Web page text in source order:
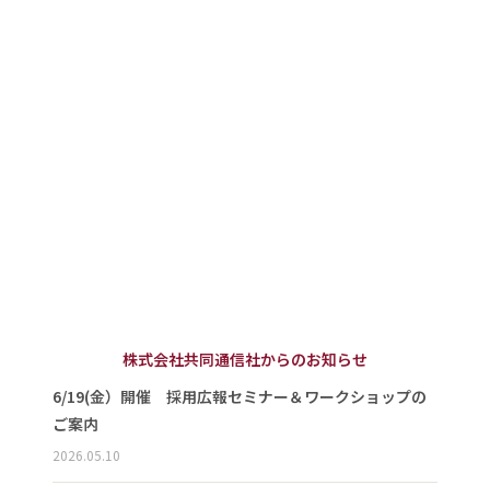
株式会社共同通信社からのお知らせ
6/19(金）開催 採用広報セミナー＆ワークショップの
ご案内
2026.05.10